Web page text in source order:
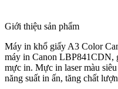
Giới thiệu sản phẩm
Máy in khổ giấy A3 Color
máy in Canon LBP841CDN,
mực in. Mực in laser màu
năng suất in ấn, tăng chất